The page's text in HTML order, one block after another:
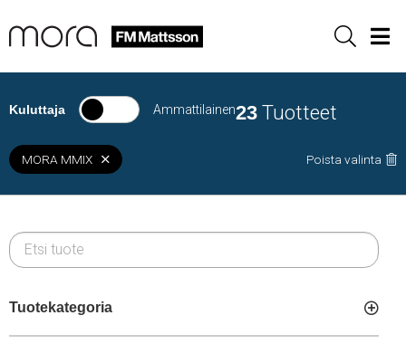
Sök
Kuluttaja Ammattilainen23 Tuotteet
MORA MMIX Poista valinta
Tuotekategoria